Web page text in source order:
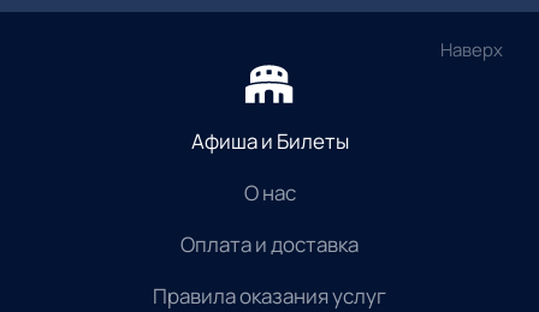
Наверх
Афиша и Билеты
О нас
Оплата и доставка
Правила оказания услуг